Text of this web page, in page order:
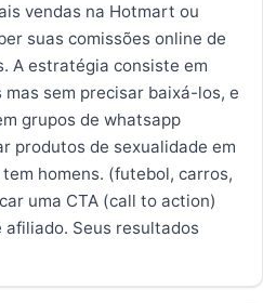
vendas na Hotmart ou
suas comissões online de
A estratégia consiste em
sem precisar baixá-los, e
grupos de whatsapp
produtos de sexualidade em
homens. (futebol, carros,
uma CTA (call to action)
afiliado. Seus resultados